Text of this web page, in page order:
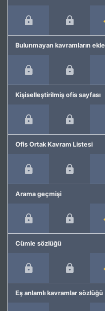
Bulunmayan kavramların
Kişiselleştirilmiş ofis sayfası
Ofis Ortak Kavram Listesi
Arama geçmişi
Cümle sözlüğü
Eş anlamlı kavramlar sözlüğü